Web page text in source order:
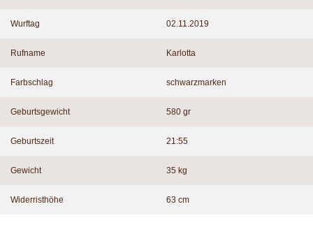
Wurftag 02.11.2019
Rufname Karlotta
Farbschlag schwarzmarken
Geburtsgewicht 580 gr
Geburtszeit 21:55
Gewicht 35 kg
Widerristhöhe 63 cm